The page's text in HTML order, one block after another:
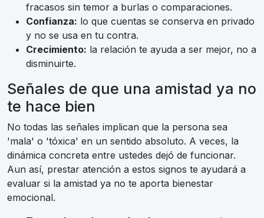
fracasos sin temor a burlas o comparaciones.
Confianza: lo que cuentas se conserva en privado
y no se usa en tu contra.
Crecimiento: la relación te ayuda a ser mejor, no a
disminuirte.
Señales de que una amistad ya no
te hace bien
No todas las señales implican que la persona sea
'mala' o 'tóxica' en un sentido absoluto. A veces, la
dinámica concreta entre ustedes dejó de funcionar.
Aun así, prestar atención a estos signos te ayudará a
evaluar si la amistad ya no te aporta bienestar
emocional.